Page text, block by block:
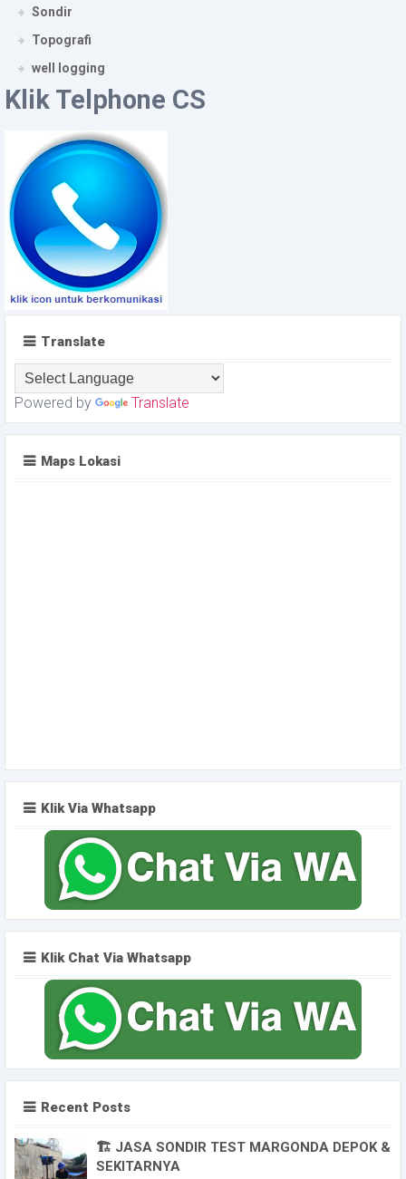
Sondir
Topografi
well logging
Klik Telphone CS
Translate
Powered by Translate
Maps Lokasi
Klik Via Whatsapp
Klik Chat Via Whatsapp
Recent Posts
🏗️ JASA SONDIR TEST MARGONDA DEPOK &
SEKITARNYA